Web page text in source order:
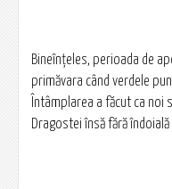
Bineînţeles, perioada de
primăvara când verdele
Întâmplarea a făcut ca noi
Dragostei însă fără